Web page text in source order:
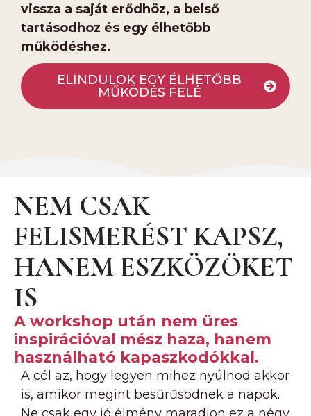
vissza a saját erődhöz, a belső
tartásodhoz és egy élhetőbb
működéshez.
ELINDULOK EGY ÉLHETŐBB
MŰKÖDÉS FELÉ
NEM CSAK
FELISMERÉST KAPSZ,
HANEM ESZKÖZÖKET
IS
A workshop után nem üres
inspirációval mész haza, hanem
használható kapaszkodókkal.
A cél az, hogy legyen mihez nyúlnod akkor
is, amikor megint besűrűsödnek a napok.